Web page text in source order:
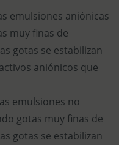
emulsiones aniónicas
muy finas de
gotas se estabilizan
aniónicos que
emulsiones no
gotas muy finas de
gotas se estabilizan